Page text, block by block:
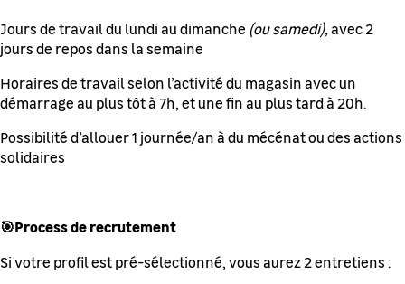
Jours de travail du lundi au dimanche (ou samedi),avec 2
jours de repos dans la semaine
Horaires de travail selon l’activité du magasin avec un
démarrage au plus tôt à 7h, et une fin au plus tard à 20h.
Possibilité d’allouer 1 journée/an à du mécénat ou des actions
solidaires
🎯Process de recrutement
Si votre profil est pré-sélectionné, vous aurez 2 entretiens :